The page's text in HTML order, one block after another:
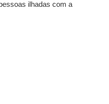
ilhadas com a